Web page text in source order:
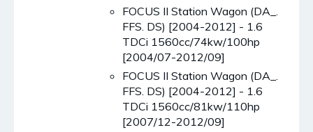
FOCUS II Station Wagon (DA_.
FFS. DS) [2004-2012] - 1.6
TDCi 1560cc/74kw/100hp
[2004/07-2012/09]
FOCUS II Station Wagon (DA_.
FFS. DS) [2004-2012] - 1.6
TDCi 1560cc/81kw/110hp
[2007/12-2012/09]